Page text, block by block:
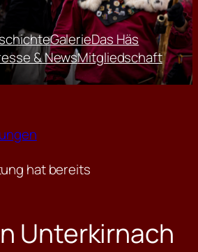
GalerieDas Häs
& NewsMitgliedschaft
hat bereits
Unterkirnach